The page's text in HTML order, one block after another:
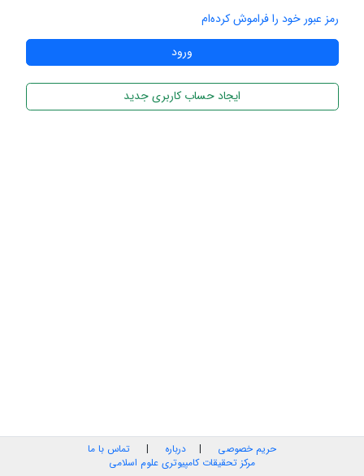
رمز عبور خود را فراموش کرده‌ام
ایجاد حساب کاربری جدید
حریم خصوصی | درباره | تماس با ما
مرکز تحقیقات کامپیوتری علوم اسلامی